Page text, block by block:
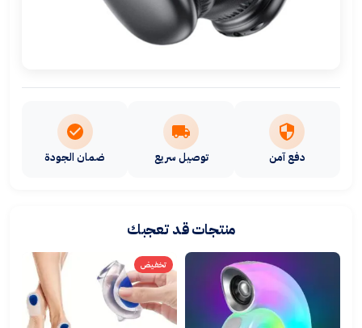
دفع آمن توصيل سريع ضمان الجودة
منتجات قد تعجبك
تخفيض